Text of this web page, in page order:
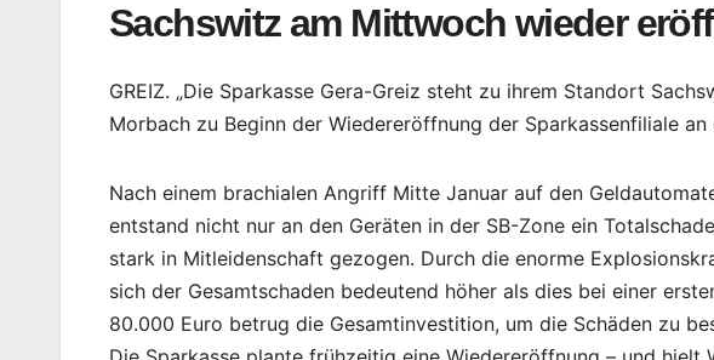
Sachswitz am Mittwoch wieder
GREIZ. „Die Sparkasse Gera-Greiz steht zu ihrem Standort
Morbach zu Beginn der Wiedereröffnung der Sparkassenfiliale
Nach einem brachialen Angriff Mitte Januar auf den
entstand nicht nur an den Geräten in der SB-Zone ein
stark in Mitleidenschaft gezogen. Durch die enorme
sich der Gesamtschaden bedeutend höher als dies bei einer
80.000 Euro betrug die Gesamtinvestition, um die Schäden zu